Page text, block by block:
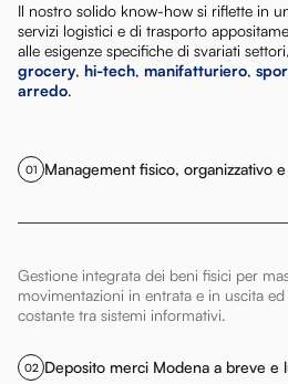
Il nostro solido know-how si riflette in
servizi logistici e di trasporto
alle esigenze specifiche di svariati
grocery, hi-tech, manifatturiero,
arredo.
01 Management fisico, organizzativo
Gestione integrata dei beni fisici per
movimentazioni in entrata e in uscita
costante tra sistemi informativi.
02 Deposito merci Modena a breve e